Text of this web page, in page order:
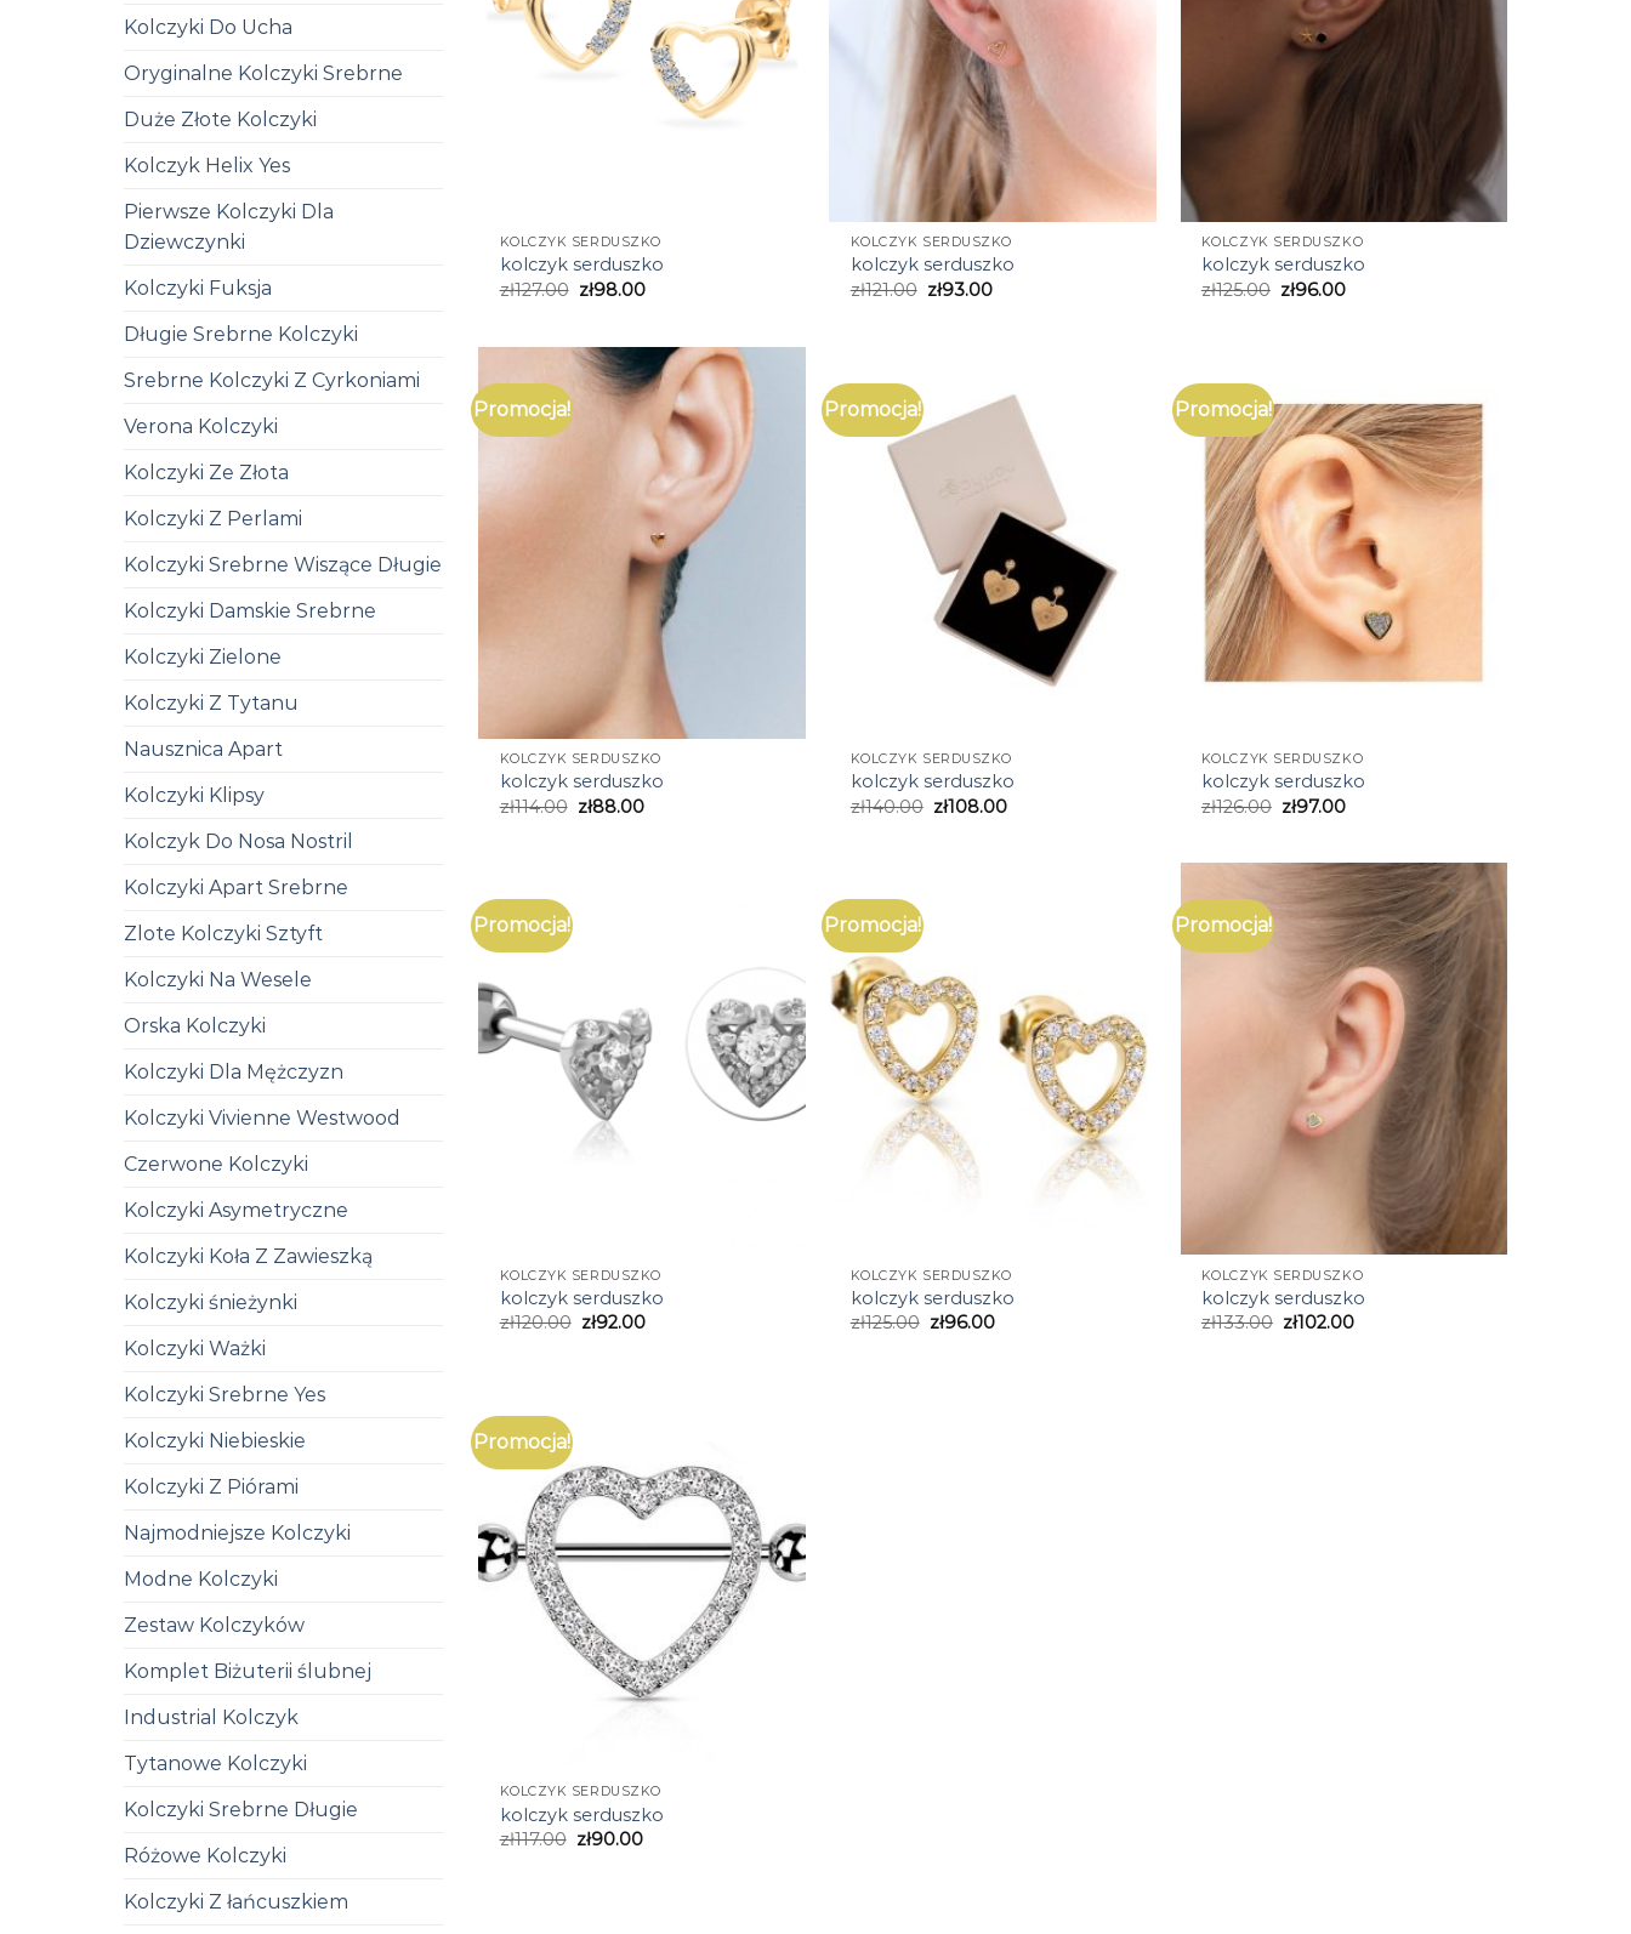
Kolczyki Do Ucha
Oryginalne Kolczyki Srebrne
Duże Złote Kolczyki
Kolczyk Helix Yes
Pierwsze Kolczyki Dla
Dziewczynki
Kolczyki Fuksja
Długie Srebrne Kolczyki
Srebrne Kolczyki Z Cyrkoniami
Verona Kolczyki
Kolczyki Ze Złota
Kolczyki Z Perlami
Kolczyki Srebrne Wiszące Długie
Kolczyki Damskie Srebrne
Kolczyki Zielone
Kolczyki Z Tytanu
Nausznica Apart
Kolczyki Klipsy
Kolczyk Do Nosa Nostril
Kolczyki Apart Srebrne
Zlote Kolczyki Sztyft
Kolczyki Na Wesele
Orska Kolczyki
Kolczyki Dla Mężczyzn
Kolczyki Vivienne Westwood
Czerwone Kolczyki
Kolczyki Asymetryczne
Kolczyki Koła Z Zawieszką
Kolczyki śnieżynki
Kolczyki Ważki
Kolczyki Srebrne Yes
Kolczyki Niebieskie
Kolczyki Z Piórami
Najmodniejsze Kolczyki
Modne Kolczyki
Zestaw Kolczyków
Komplet Biżuterii ślubnej
Industrial Kolczyk
Tytanowe Kolczyki
Kolczyki Srebrne Długie
Różowe Kolczyki
Kolczyki Z łańcuszkiem
KOLCZYK SERDUSZKO
kolczyk serduszko
zł127.00 zł98.00
KOLCZYK SERDUSZKO
kolczyk serduszko
zł121.00 zł93.00
KOLCZYK SERDUSZKO
kolczyk serduszko
zł125.00 zł96.00
Promocja!
KOLCZYK SERDUSZKO
kolczyk serduszko
zł114.00 zł88.00
Promocja!
KOLCZYK SERDUSZKO
kolczyk serduszko
zł140.00 zł108.00
Promocja!
KOLCZYK SERDUSZKO
kolczyk serduszko
zł126.00 zł97.00
Promocja!
KOLCZYK SERDUSZKO
kolczyk serduszko
zł120.00 zł92.00
Promocja!
KOLCZYK SERDUSZKO
kolczyk serduszko
zł125.00 zł96.00
Promocja!
KOLCZYK SERDUSZKO
kolczyk serduszko
zł133.00 zł102.00
Promocja!
KOLCZYK SERDUSZKO
kolczyk serduszko
zł117.00 zł90.00